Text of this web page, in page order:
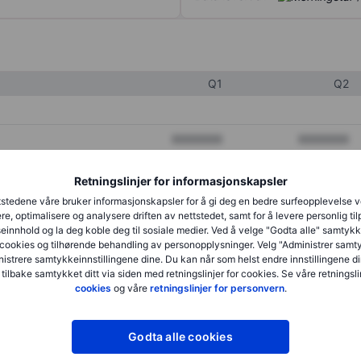
Retningslinjer for informasjonskapsler
våre bruker informasjonskapsler for å gi deg en bedre surfeopplevelse
optimalisere og analysere driften av nettstedet, samt for å levere personlig
og la deg koble deg til sosiale medier. Ved å velge "Godta alle"
og tilhørende behandling av personopplysninger. Velg "Administrer
samtykkeinnstillingene dine. Du kan når som helst endre innstillingene
samtykket ditt via siden med retningslinjer for cookies. Se våre
cookies og våre retningslinjer for personvern.
Godta alle cookies
Q1 Q2
XXXXXXX XXXXXXX
XXXXXXX XXXXXXX
XXXXXXX XXXXXXX
XXXXXXX